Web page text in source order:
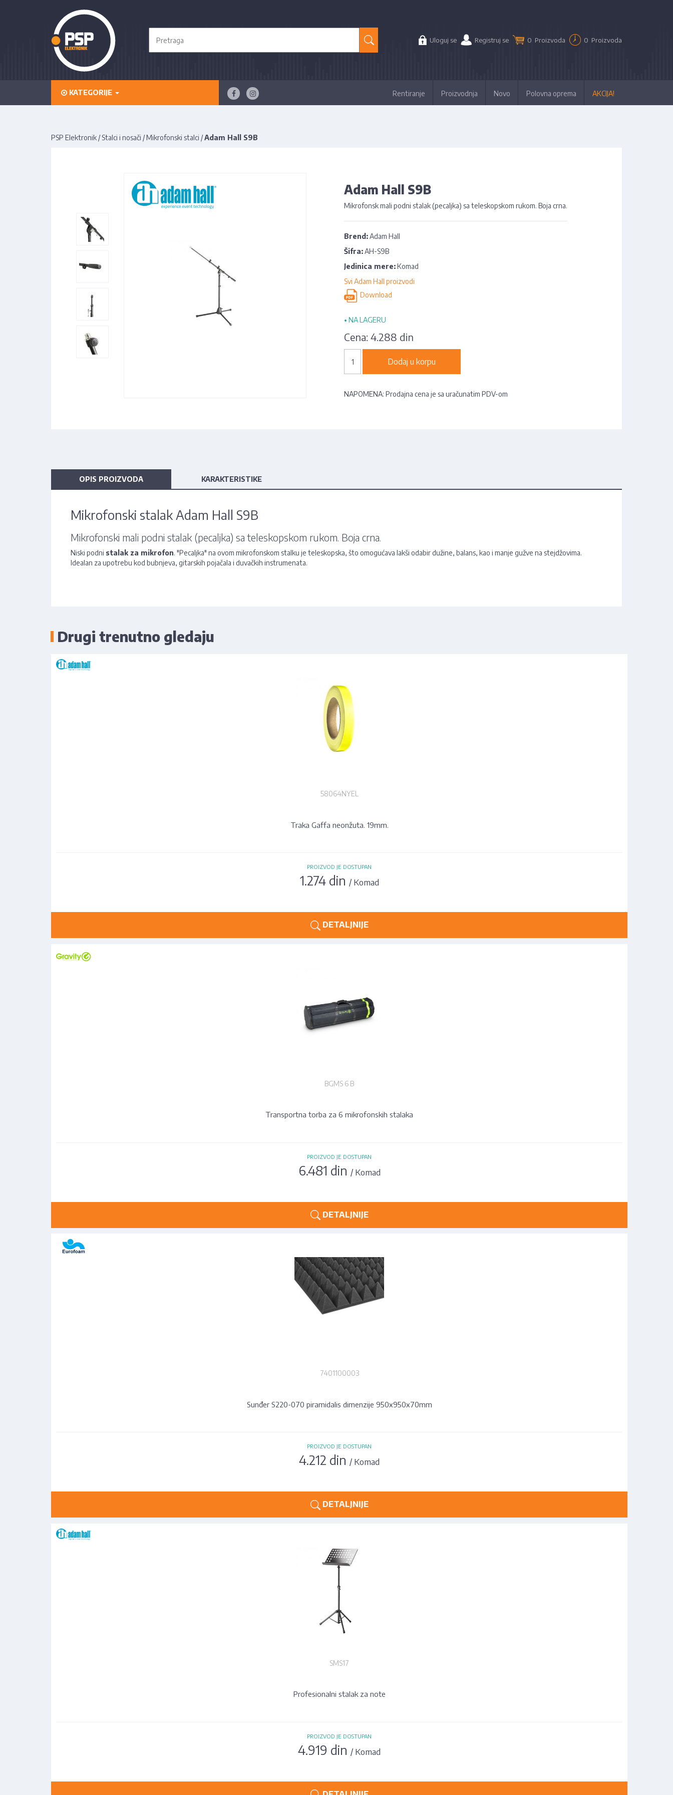
Uloguj se Registruj se 0 Proizvoda 0 Proizvoda
KATEGORIJE Rentiranje Proizvodnja Novo Polovna oprema AKCIJA!
PSP Elektronik / Stalci i nosači /Mikrofonski stalci /Adam Hall S9B
Adam Hall S9B
Mikrofonsk mali podni stalak (pecaljka) sa teleskopskom rukom. Boja crna.
Brend:Adam Hall
Šifra:AH-S9B
Jedinica mere:Komad
Svi Adam Hall proizvodi
Download
• NA LAGERU
Cena: 4.288 din
Dodaj u korpu
NAPOMENA: Prodajna cena je sa uračunatim PDV-om
OPIS PROIZVODA KARAKTERISTIKE
Mikrofonski stalak Adam Hall S9B
Mikrofonski mali podni stalak (pecaljka) sa teleskopskom rukom. Boja crna.
Niski podni stalak za mikrofon. "Pecaljka" na ovom mikrofonskom stalku je teleskopska, što omogućava lakši odabir dužine, balans, kao i manje gužve na stejdžovima.
Idealan za upotrebu kod bubnjeva, gitarskih pojačala i duvačkih instrumenata.
Drugi trenutno gledaju
58064NYEL
Traka Gaffa neonžuta. 19mm.
PROIZVOD JE DOSTUPAN
1.274 din / Komad
DETALJNIJE
BGMS 6 B
Transportna torba za 6 mikrofonskih stalaka
PROIZVOD JE DOSTUPAN
6.481 din / Komad
DETALJNIJE
7401100003
Sunđer S220-070 piramidalis dimenzije 950x950x70mm
PROIZVOD JE DOSTUPAN
4.212 din / Komad
DETALJNIJE
SMS17
Profesionalni stalak za note
PROIZVOD JE DOSTUPAN
4.919 din / Komad